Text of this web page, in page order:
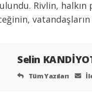
Rivlin,
Selin
Tüm Yazıları